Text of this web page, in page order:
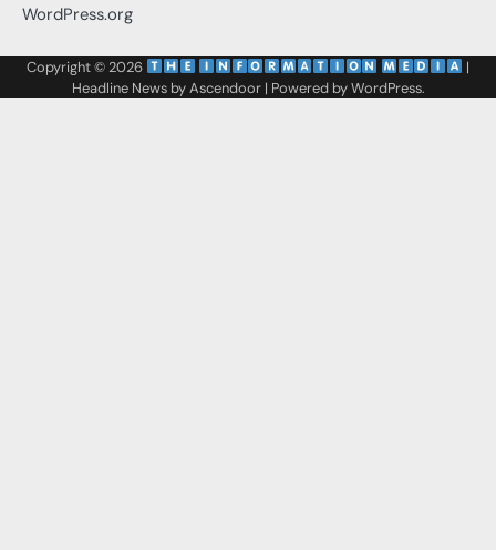
WordPress.org
Copyright © 2026
|
Headline News byAscendoor| Powered byWordPress.